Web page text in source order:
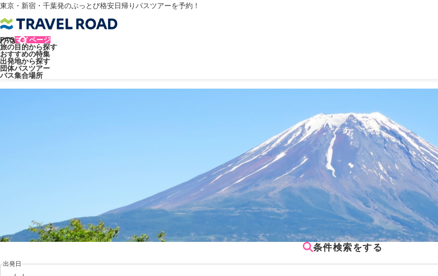
東京・新宿・千葉発のぶっとび格安日帰りバスツアーを予約！
FAQマイページ
旅の目的から探す
おすすめの特集
出発地から探す
団体バスツアー
バス集合場所
トラベルロード
ツアータイプ
条件検索をする
出発日